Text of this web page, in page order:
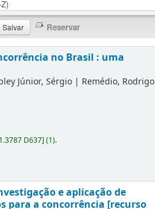
no Brasil : uma
Júnior, Sérgio | Remédio, Rodrigo
D637](1).
e aplicação de
para a concorrência [recurso